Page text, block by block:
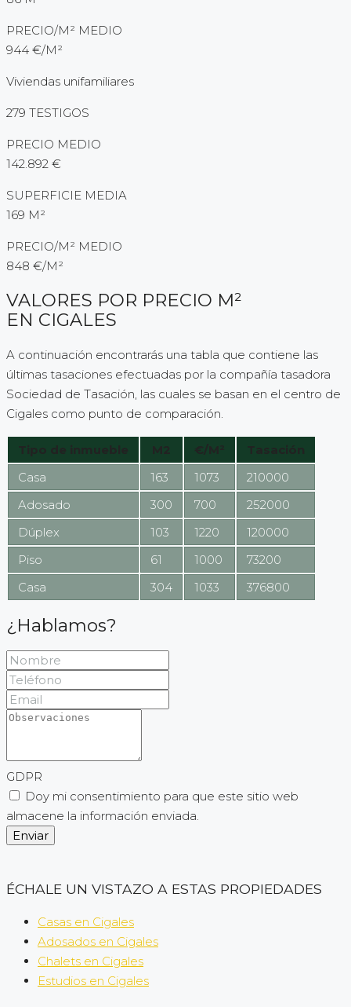
PRECIO/M² MEDIO
944 €/M²
Viviendas unifamiliares
279 TESTIGOS
PRECIO MEDIO
142.892 €
SUPERFICIE MEDIA
169 M²
PRECIO/M² MEDIO
848 €/M²
VALORES POR PRECIO M²
EN CIGALES
A continuación encontrarás una tabla que contiene las
últimas tasaciones efectuadas por la compañía tasadora
Sociedad de Tasación, las cuales se basan en el centro de
Cigales como punto de comparación.
Tipo de inmueble M2 €/M²
Tasación
Casa
163 1073
210000
Adosado
300 700
252000
Dúplex
103 1220
120000
Piso
61 1000
73200
Casa
304 1033 376800
¿Hablamos?
GDPR
Doy mi consentimiento para que este sitio web
almacene la información enviada.
Enviar
ÉCHALE UN VISTAZO A ESTAS PROPIEDADES
Casas en Cigales
Adosados en Cigales
Chalets en Cigales
Estudios en Cigales